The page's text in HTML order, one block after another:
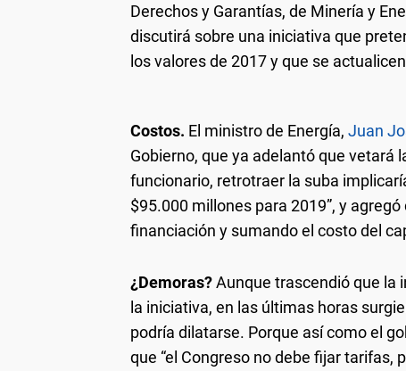
Derechos y Garantías, de Minería y
discutirá sobre una iniciativa que
los valores de 2017 y que se
Costos. El ministro de Energía, Juan
Gobierno, que ya adelantó que vetará
funcionario, retrotraer la suba
$95.000 millones para 2019”, y
financiación y sumando el costo del
¿Demoras?Aunque trascendió que la
la iniciativa, en las últimas horas
podría dilatarse. Porque así como el
que “el Congreso no debe fijar tarifas,